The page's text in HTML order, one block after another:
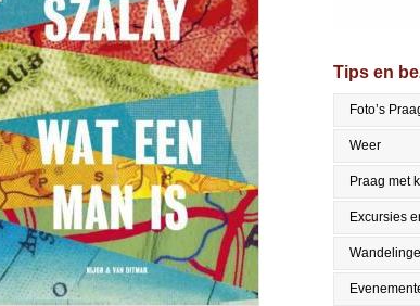
Tips en
Foto’s
Weer
Praag met
Excursies